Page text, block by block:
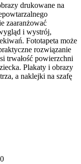
drukowane na
zaaranżować
i wystrój,
Fototapeta może
rozwiązanie
trwałość powierzchni
Plakaty i obrazy
a naklejki na szafę